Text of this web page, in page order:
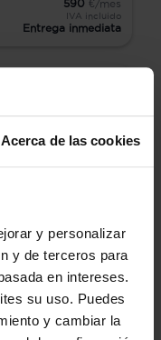
Acerca de las cookies
y personalizar
y de terceros para
en intereses.
su uso. Puedes
y cambiar la
590 €/mes
IVA incluido
Entrega inmediata